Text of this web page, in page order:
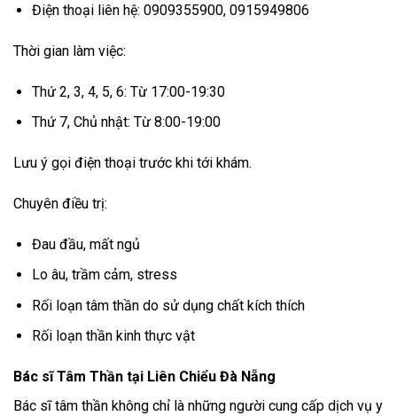
Điện thoại liên hệ: 0909355900, 0915949806
Thời gian làm việc:
Thứ 2, 3, 4, 5, 6: Từ 17:00-19:30
Thứ 7, Chủ nhật: Từ 8:00-19:00
Lưu ý gọi điện thoại trước khi tới khám.
Chuyên điều trị:
Đau đầu, mất ngủ
Lo âu, trầm cảm, stress
Rối loạn tâm thần do sử dụng chất kích thích
Rối loạn thần kinh thực vật
Bác sĩ Tâm Thần tại Liên Chiểu Đà Nẵng
Bác sĩ tâm thần không chỉ là những người cung cấp dịch vụ y